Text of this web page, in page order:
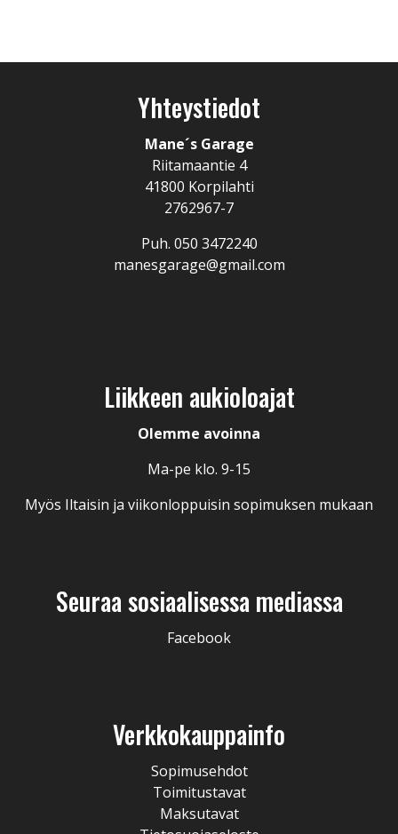
Yhteystiedot
Mane´s Garage
Riitamaantie 4
41800 Korpilahti
2762967-7
Puh. 050 3472240
manesgarage@gmail.com
Liikkeen aukioloajat
Olemme avoinna
Ma-pe klo. 9-15
Myös Iltaisin ja viikonloppuisin sopimuksen mukaan
Seuraa sosiaalisessa mediassa
Facebook
Verkkokauppainfo
Sopimusehdot
Toimitustavat
Maksutavat